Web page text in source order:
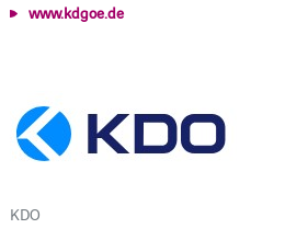
www.kdgoe.de
KDO